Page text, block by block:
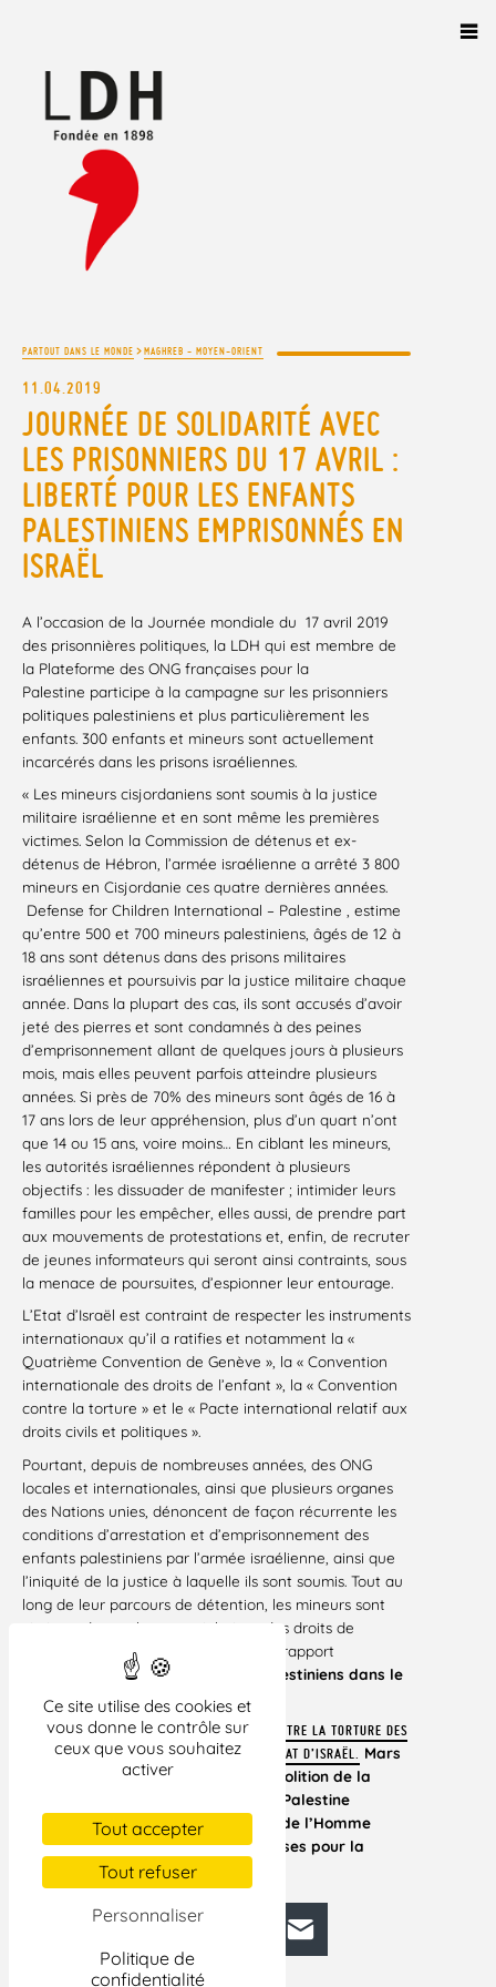
Ce site utilise des cookies et
vous donne le contrôle sur
ceux que vous souhaitez
activer
Tout accepter
Tout refuser
Personnaliser
Politique de
confidentialité
PARTOUT DANS LE MONDE >MAGHREB - MOYEN-ORIENT
11.04.2019
JOURNÉE DE SOLIDARITÉ AVEC
LES PRISONNIERS DU 17 AVRIL :
LIBERTÉ POUR LES ENFANTS
PALESTINIENS EMPRISONNÉS EN
ISRAËL
A l’occasion de la Journée mondiale du 17 avril 2019
des prisonnières politiques, la LDH qui est membre de
la Plateforme des ONG françaises pour la
Palestine participe à la campagne sur les prisonniers
politiques palestiniens et plus particulièrement les
enfants. 300 enfants et mineurs sont actuellement
incarcérés dans les prisons israéliennes.
« Les mineurs cisjordaniens sont soumis à la justice
militaire israélienne et en sont même les premières
victimes. Selon la Commission de détenus et ex-
détenus de Hébron, l’armée israélienne a arrêté 3 800
mineurs en Cisjordanie ces quatre dernières années.
Defense for Children International – Palestine , estime
qu’entre 500 et 700 mineurs palestiniens, âgés de 12 à
18 ans sont détenus dans des prisons militaires
israéliennes et poursuivis par la justice militaire chaque
année. Dans la plupart des cas, ils sont accusés d’avoir
jeté des pierres et sont condamnés à des peines
d’emprisonnement allant de quelques jours à plusieurs
mois, mais elles peuvent parfois atteindre plusieurs
années. Si près de 70% des mineurs sont âgés de 16 à
17 ans lors de leur appréhension, plus d’un quart n’ont
que 14 ou 15 ans, voire moins… En ciblant les mineurs,
les autorités israéliennes répondent à plusieurs
objectifs : les dissuader de manifester ; intimider leurs
familles pour les empêcher, elles aussi, de prendre part
aux mouvements de protestations et, enfin, de recruter
de jeunes informateurs qui seront ainsi contraints, sous
la menace de poursuites, d’espionner leur entourage.
L’Etat d’Israël est contraint de respecter les instruments
internationaux qu’il a ratifies et notamment la «
Quatrième Convention de Genève », la « Convention
internationale des droits de l’enfant », la « Convention
contre la torture » et le « Pacte international relatif aux
droits civils et politiques ».
Pourtant, depuis de nombreuses années, des ONG
locales et internationales, ainsi que plusieurs organes
des Nations unies, dénoncent de façon récurrente les
conditions d’arrestation et d’emprisonnement des
enfants palestiniens par l’armée israélienne, ainsi que
l’iniquité de la justice à laquelle ils sont soumis. Tout au
long de leur parcours de détention, les mineurs sont
victimes de nombreuses violations des droits de
l’Homme et humanitaire ». Extrait du rapport
« enfances brisées :Les mineurs palestiniens dans le
viseur de la répression israélienne.
RAPPORT ALTERNATIF SOUMIS AU COMITÉ CONTRE LA TORTURE DES
NATIONS UNIES 57E SESSION EXAMEN DE L’ETAT D’ISRAËL.
Mars
Action des Chrétiens pour l’Abolition de la
Torture (ACAT), Association France Palestine
Solidarité (AFPS), Ligue des droits de l’Homme
(LDH), Plateforme des ONG françaises pour la
Yes Theatre
Facebook
BlueskyMastodonLinkedIn